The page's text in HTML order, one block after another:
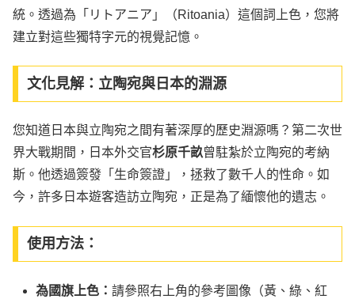
統。透過為「リトアニア」（Ritoania）這個詞上色，您將
建立對這些獨特字元的視覺記憶。
文化見解：立陶宛與日本的淵源
您知道日本與立陶宛之間有著深厚的歷史淵源嗎？第二次世
界大戰期間，日本外交官杉原千畝曾駐紮於立陶宛的考納
斯。他透過簽發「生命簽證」，拯救了數千人的性命。如
今，許多日本遊客造訪立陶宛，正是為了緬懷他的遺志。
使用方法：
為國旗上色：請參照右上角的參考圖像（黃、綠、紅